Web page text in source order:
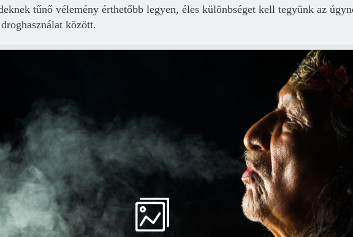
tűnő vélemény érthetőbb legyen, éles különbséget kell tegyünk az
között.
Borsonline bejelentkezés
E-mail cím vagy felhasználónév
Jelszó